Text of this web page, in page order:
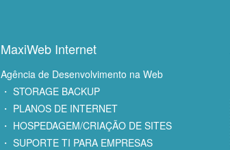
MaxiWeb Internet
Agência de Desenvolvimento na Web
・ STORAGE BACKUP
・ PLANOS DE INTERNET
・ HOSPEDAGEM/CRIAÇÃO DE SITES
・ SUPORTE TI PARA EMPRESAS